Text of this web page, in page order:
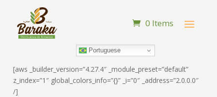
0 Items
Portuguese
[aws _builder_version=”4.27.4″ _module_preset=”default”
z_index=”1″ global_colors_info=”{}” _i=”0″ _address=”2.0.0.0″
/]